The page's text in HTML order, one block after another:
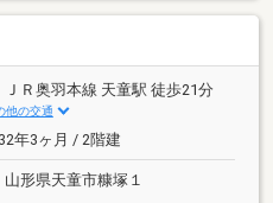
ＪＲ奥羽本線 天童駅 徒歩21分
他の交通
年3ヶ月 / 2階建
山形県天童市糠塚１